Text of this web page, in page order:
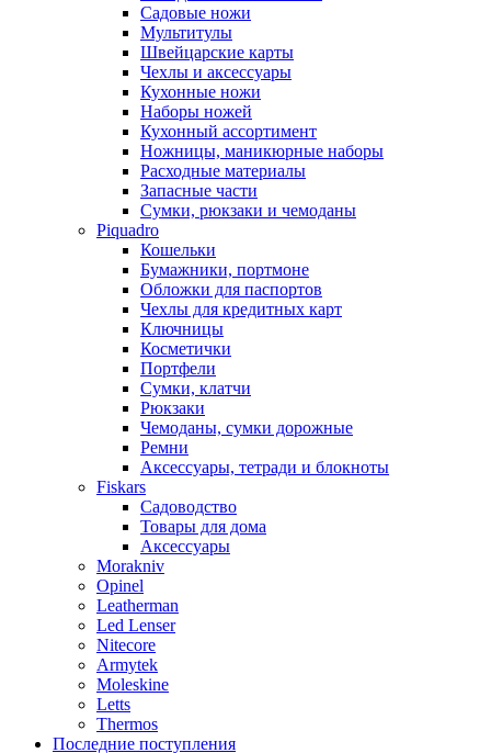
Садовые ножи
Мультитулы
Швейцарские карты
Чехлы и аксессуары
Кухонные ножи
Наборы ножей
Кухонный ассортимент
Ножницы, маникюрные наборы
Расходные материалы
Запасные части
Сумки, рюкзаки и чемоданы
Piquadro
Кошельки
Бумажники, портмоне
Обложки для паспортов
Чехлы для кредитных карт
Ключницы
Косметички
Портфели
Сумки, клатчи
Рюкзаки
Чемоданы, сумки дорожные
Ремни
Аксессуары, тетради и блокноты
Fiskars
Садоводство
Товары для дома
Аксессуары
Morakniv
Opinel
Leatherman
Led Lenser
Nitecore
Armytek
Moleskine
Letts
Thermos
Последние поступления